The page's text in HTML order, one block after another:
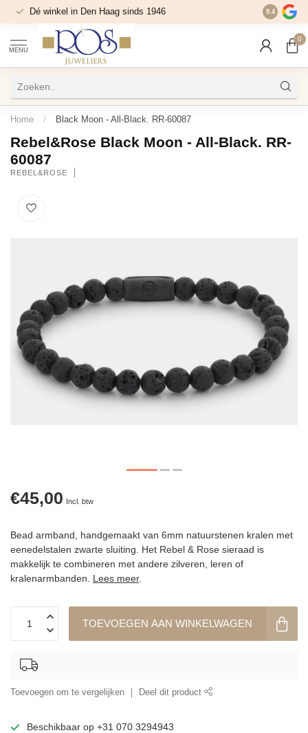
Dé winkel in Den Haag sinds 1946 9.4
MENU
0
Home / Black Moon - All-Black. RR-60087
Rebel&Rose Black Moon - All-Black. RR-
60087
REBEL&ROSE
€45,00 Incl. btw
Bead armband, handgemaakt van 6mm natuurstenen kralen met
eenedelstalen zwarte sluiting. Het Rebel & Rose sieraad is
makkelijk te combineren met andere zilveren, leren of
kralenarmbanden. Lees meer.
TOEVOEGEN AAN WINKELWAGEN
Toevoegen om te vergelijken Deel dit product
Beschikbaar op +31 070 3294943